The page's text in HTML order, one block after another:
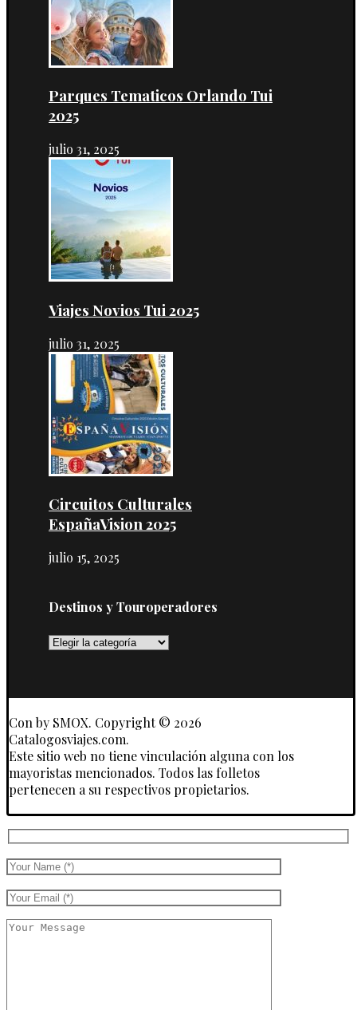
Parques Tematicos Orlando Tui
2025
julio 31, 2025
Viajes Novios Tui 2025
julio 31, 2025
Circuitos Culturales
EspañaVision 2025
julio 15, 2025
Destinos y Touroperadores
Destinos
Con by SMOX. Copyright © 2026
Catalogosviajes.com.
Este sitio web no tiene vinculación alguna con los
mayoristas mencionados. Todos las folletos
pertenecen a su respectivos propietarios.